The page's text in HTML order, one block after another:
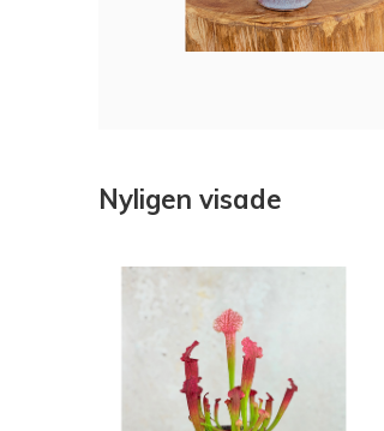
Nyligen visade